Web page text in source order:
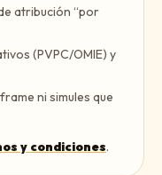
atribución “por
(PVPC/OMIE) y
ni simules que
y condiciones.